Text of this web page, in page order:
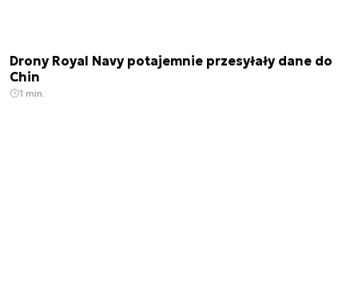
Drony Royal Navy potajemnie przesyłały dane do
Chin
1 min.